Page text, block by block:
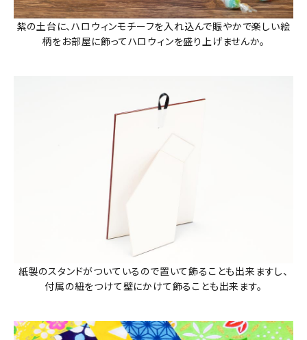
紫の土台に、ハロウィンモチーフを入れ込んで賑やかで楽しい絵
柄をお部屋に飾ってハロウィンを盛り上げませんか。
紙製のスタンドがついているので置いて飾ることも出来ますし、
付属の紐をつけて壁にかけて飾ることも出来ます。